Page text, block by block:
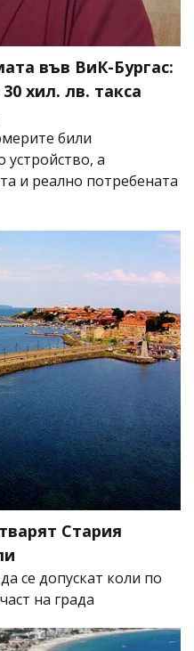
във ВиК-Бургас:
хил. лв. такса
били
устройство, а
и реално потребената
Стария
се допускат коли по
на града